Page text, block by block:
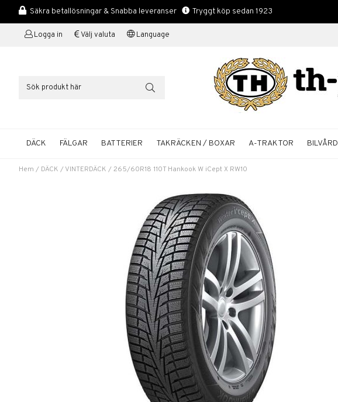
Säkra betallösningar & Snabba leveranser Tryggt köp sedan 1923
Logga in Välj valuta Language
DÄCK FÄLGAR BATTERIER TAKRÄCKEN / BOXAR A-TRAKTOR BILVÅRD
Hem / DÄCK /VINTERDÄCK /265/60R18 110T Hankook W iCept X RW10